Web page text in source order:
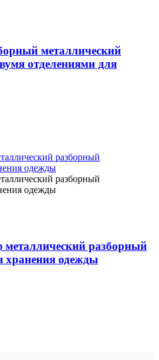
металлический
отделениями для
разборный
хранения одежды